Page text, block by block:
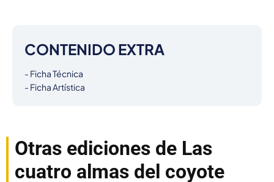
CONTENIDO EXTRA
- Ficha Técnica
- Ficha Artística
Otras ediciones de Las
cuatro almas del coyote